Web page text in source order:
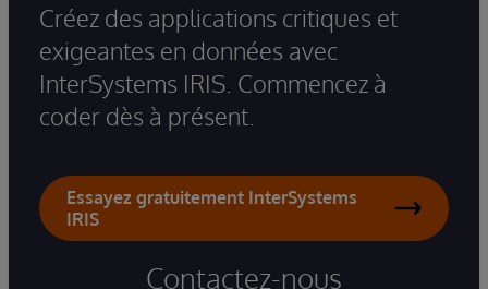
Créez des applications critiques et
exigeantes en données avec
InterSystems IRIS. Commencez à
coder dès à présent.
Essayez gratuitement InterSystems
IRIS
Contactez-nous